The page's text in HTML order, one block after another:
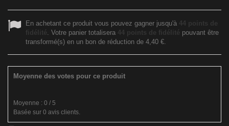
En achetant ce produit vous pouvez gagner jusqu'à 44 points de
fidélité. Votre panier totalisera 44 points de fidélité pouvant être
transformé(s) en un bon de réduction de 4,40 €.
Moyenne des votes pour ce produit
Moyenne : 0 / 5
Basée sur 0 avis clients.